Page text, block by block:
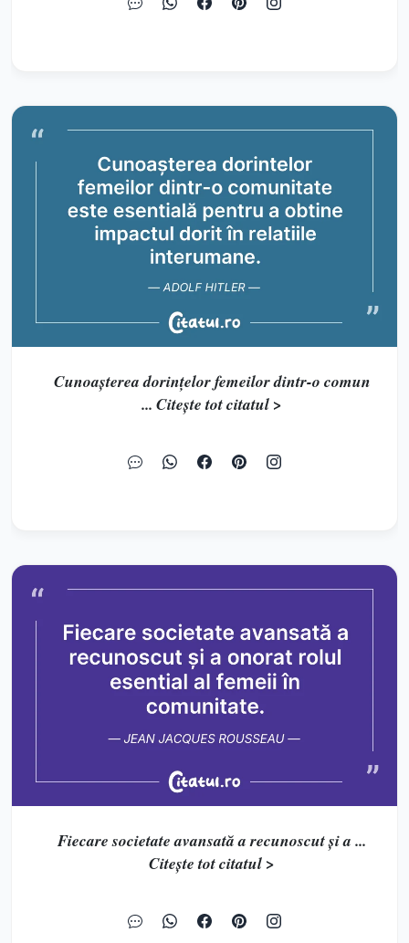
Cunoașterea dorințelor femeilor dintr-o comun
... Citește tot citatul >
Fiecare societate avansată a recunoscut și a ...
Citește tot citatul >